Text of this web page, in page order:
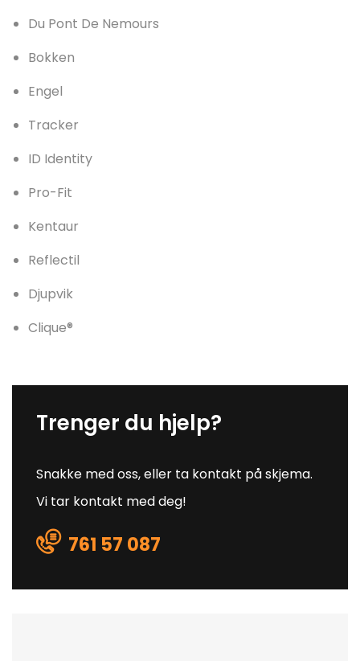
Du Pont De Nemours
Bokken
Engel
Tracker
ID Identity
Pro-Fit
Kentaur
Reflectil
Djupvik
Clique®
Trenger du hjelp?
Snakke med oss, eller ta kontakt på skjema.
Vi tar kontakt med deg!
761 57 087